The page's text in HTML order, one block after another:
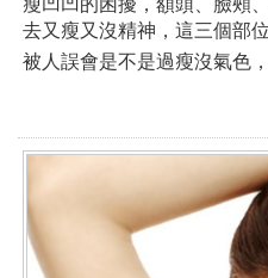
去又瘦又沒精神，這三個部
被人誤會是不是過瘦沒氣色